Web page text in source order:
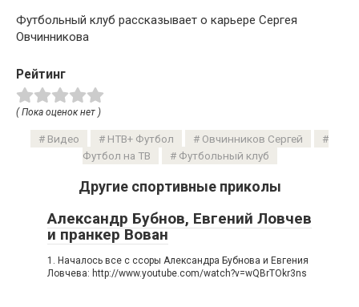
Футбольный клуб рассказывает о карьере Сергея
Овчинникова
Рейтинг
( Пока оценок нет )
Видео НТВ+ Футбол
Овчинников Сергей
Футбол на ТВ
Футбольный клуб
Другие спортивные приколы
Александр Бубнов, Евгений Ловчев
и пранкер Вован
1. Началось все с ссоры Александра Бубнова и Евгения
Ловчева: http://www.youtube.com/watch?v=wQBrTOkr3ns